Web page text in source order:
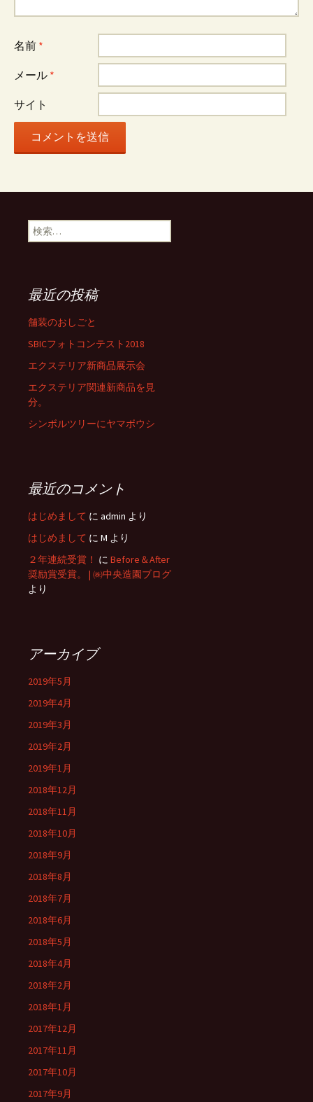
ー
シ
ョ
ン
名前 *
メール *
サイト
検
索
最近の投稿
舗装のおしごと
SBICフォトコンテスト2018
エクステリア新商品展示会
エクステリア関連新商品を見
分。
シンボルツリーにヤマボウシ
最近のコメント
はじめまして に admin より
はじめまして に M より
２年連続受賞！ に Before＆After
奨励賞受賞。 | ㈱中央造園ブログ
より
アーカイブ
2019年5月
2019年4月
2019年3月
2019年2月
2019年1月
2018年12月
2018年11月
2018年10月
2018年9月
2018年8月
2018年7月
2018年6月
2018年5月
2018年4月
2018年2月
2018年1月
2017年12月
2017年11月
2017年10月
2017年9月